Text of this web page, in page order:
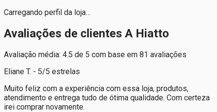
Carregando perfil da loja…
Avaliações de clientes A Hiatto
Avaliação média: 4.5 de 5 com base em 81 avaliações
Eliane T. - 5/5 estrelas
Muito feliz com a experiência com essa loja, produtos,
atendimento e entrega tudo de ótima qualidade. Com certeza
irei comprar novamente.